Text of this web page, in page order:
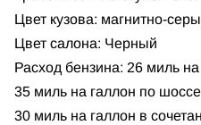
Цвет кузова: магнитно-
Цвет салона: Черный
Расход бензина: 26 миль
35 миль на галлон по шоссе
30 миль на галлон в